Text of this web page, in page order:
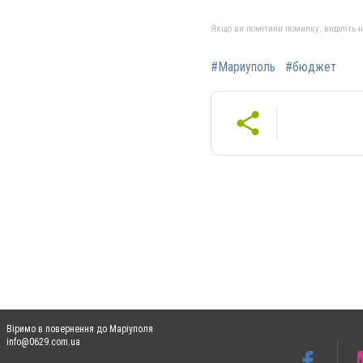
Якщо ви помітили помилку, виділіть
#Мариуполь #бюджет
Віримо в повернення до Маріуполя
info@0629.com.ua